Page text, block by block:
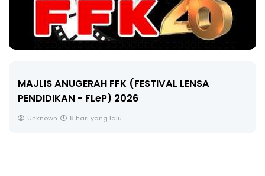
MAJLIS ANUGERAH FFK (FESTIVAL LENSA
PENDIDIKAN - FLeP) 2026
Unknown 8 hari yang lalu